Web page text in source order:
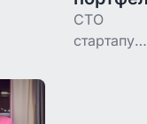
дохід і з
оренди, і з
CTO
стартапу